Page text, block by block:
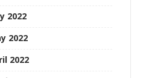
2022
2022
2022